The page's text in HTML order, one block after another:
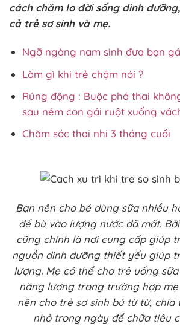
cách chăm lo đời sống dinh
cả trẻ sơ sinh và mẹ.
Ngỡ ngàng nam sinh đưa bạn
Làm gì khi trẻ chậm nói ?
Rúng động : Buộc phá thai
sau ném con gái ruột xuống
Chăm sóc thai nhi 3 tháng cuối
Bạn nên cho bé dùng sữa nhiều
để bù vào lượng nước đã mất.
cũng chính là nơi cung cấp giúp
nguồn dinh dưỡng thiết yếu giúp
lượng. Mẹ có thể cho trẻ uống
năng lượng trong trường hợp mẹ
nên cho trẻ sơ sinh bú từ từ, chia
nhỏ trong ngày để chữa tiêu